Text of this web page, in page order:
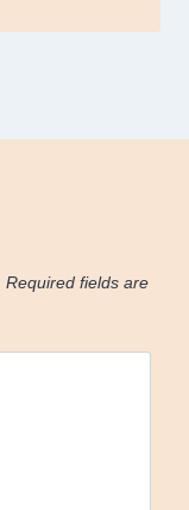
Required fields are